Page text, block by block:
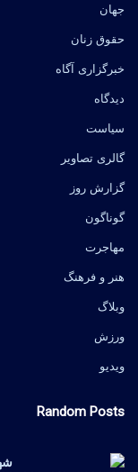
جهان
حقوق زنان
خبرگزاری آگاه
دیدگاه
سیاست
گالری تصاویر
گزارش روز
گوناگون
مهاجرت
هنر و فرهنگ
وبلاگ
ورزش
ویدیو
Random Posts